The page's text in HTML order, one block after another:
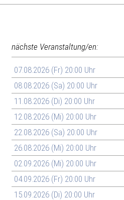
nächste Veranstaltung/en:
07.08.2026 (Fr) 20:00 Uhr
08.08.2026 (Sa) 20:00 Uhr
11.08.2026 (Di) 20:00 Uhr
12.08.2026 (Mi) 20:00 Uhr
22.08.2026 (Sa) 20:00 Uhr
26.08.2026 (Mi) 20:00 Uhr
02.09.2026 (Mi) 20:00 Uhr
04.09.2026 (Fr) 20:00 Uhr
15.09.2026 (Di) 20:00 Uhr